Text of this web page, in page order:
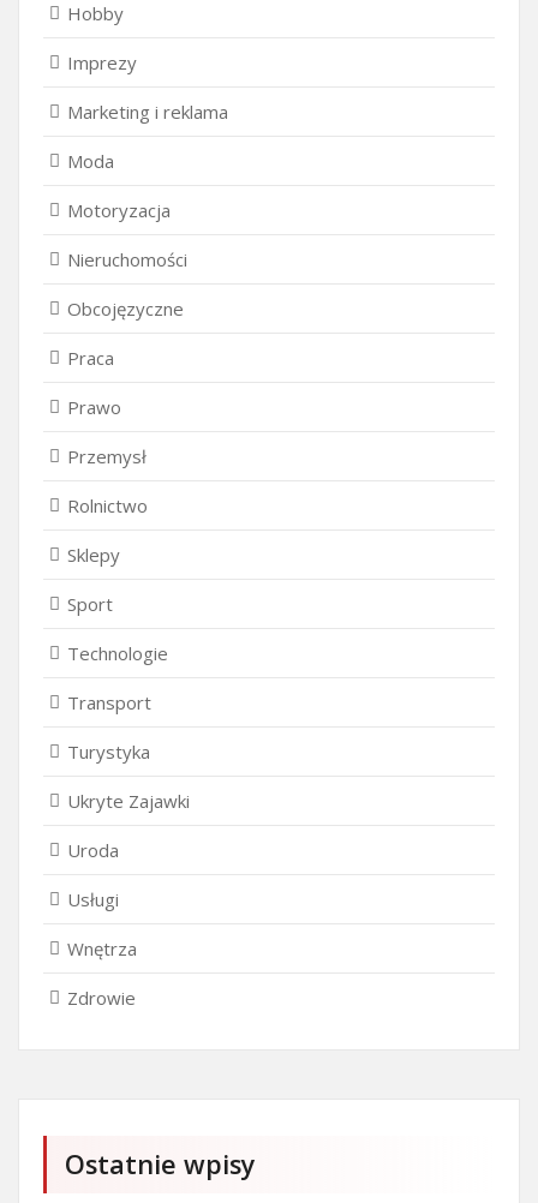
Hobby
Imprezy
Marketing i reklama
Moda
Motoryzacja
Nieruchomości
Obcojęzyczne
Praca
Prawo
Przemysł
Rolnictwo
Sklepy
Sport
Technologie
Transport
Turystyka
Ukryte Zajawki
Uroda
Usługi
Wnętrza
Zdrowie
Ostatnie wpisy